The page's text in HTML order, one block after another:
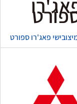
פאג'רו ספורט